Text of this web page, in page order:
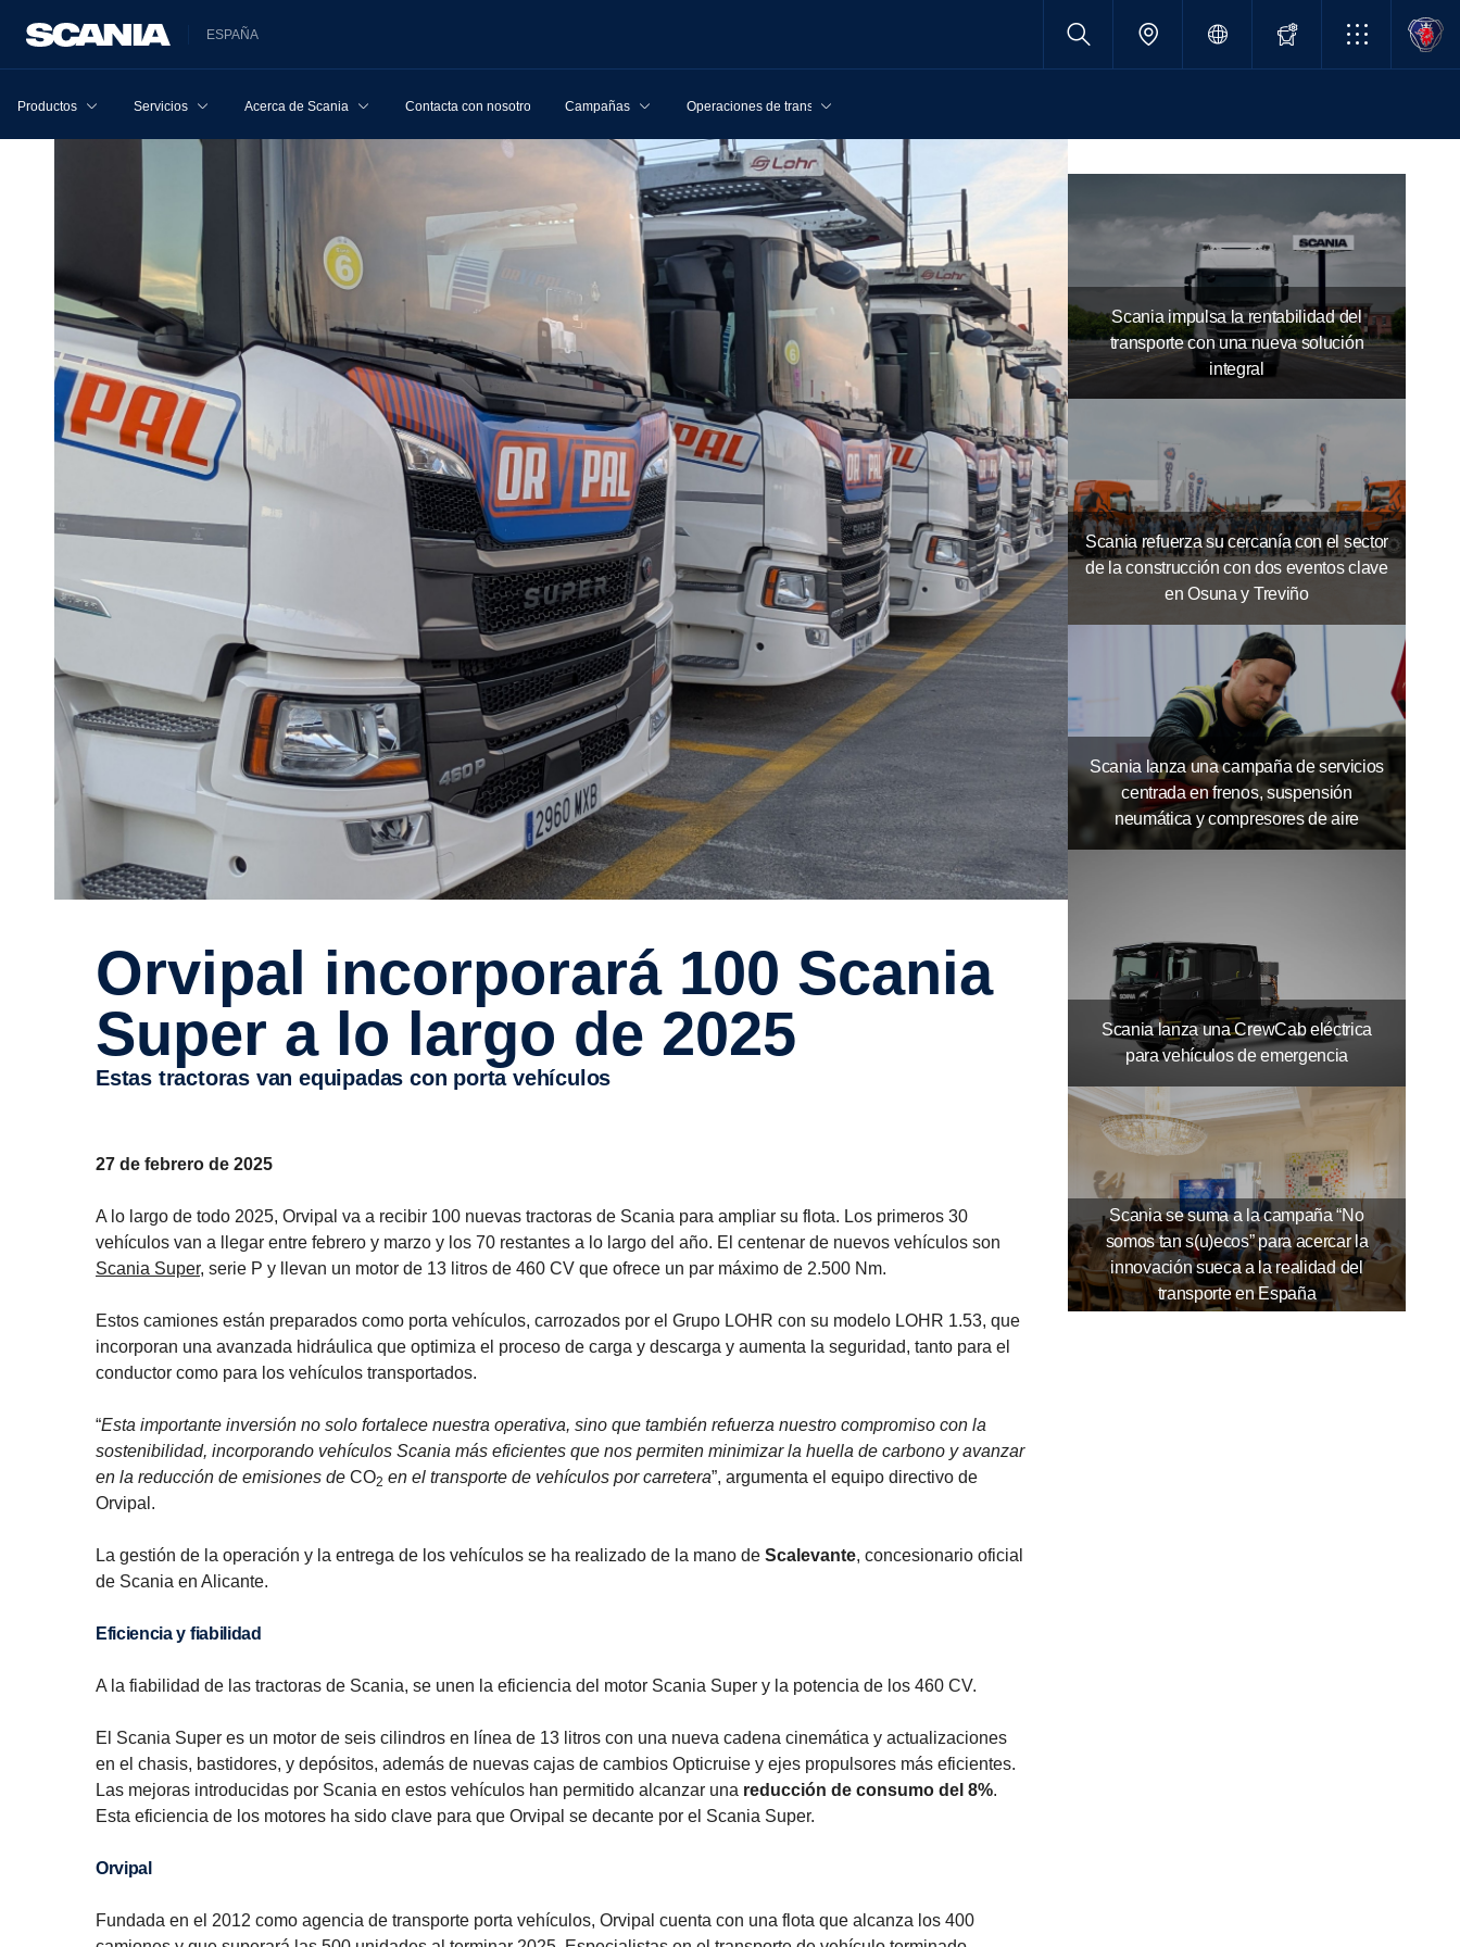
ESPAÑA
Productos Servicios Acerca de Scania Contacta con nosotros Campañas Operaciones de transporte
Orvipal incor­po­rará 100 Scania
Super a lo largo de 2025
Estas tractoras van equipadas con porta vehículos
27 de febrero de 2025
A lo largo de todo 2025, Orvipal va a recibir 100 nuevas tractoras de Scania para ampliar su flota. Los primeros 30
vehículos van a llegar entre febrero y marzo y los 70 restantes a lo largo del año. El centenar de nuevos vehículos son
Scania Super, serie P y llevan un motor de 13 litros de 460 CV que ofrece un par máximo de 2.500 Nm.
Estos camiones están preparados como porta vehículos, carrozados por el Grupo LOHR con su modelo LOHR 1.53, que
incorporan una avanzada hidráulica que optimiza el proceso de carga y descarga y aumenta la seguridad, tanto para el
conductor como para los vehículos transportados.
“Esta importante inversión no solo fortalece nuestra operativa, sino que también refuerza nuestro compromiso con la
sostenibilidad, incorporando vehículos Scania más eficientes que nos permiten minimizar la huella de carbono y avanzar
en la reducción de emisiones de CO2 en el transporte de vehículos por carretera”, argumenta el equipo directivo de
Orvipal.
La gestión de la operación y la entrega de los vehículos se ha realizado de la mano de Scalevante, concesionario oficial
de Scania en Alicante.
Eficiencia y fiabilidad
A la fiabilidad de las tractoras de Scania, se unen la eficiencia del motor Scania Super y la potencia de los 460 CV.
El Scania Super es un motor de seis cilindros en línea de 13 litros con una nueva cadena cinemática y actualizaciones
en el chasis, bastidores, y depósitos, además de nuevas cajas de cambios Opticruise y ejes propulsores más eficientes.
Las mejoras introducidas por Scania en estos vehículos han permitido alcanzar una reducción de consumo del 8%.
Esta eficiencia de los motores ha sido clave para que Orvipal se decante por el Scania Super.
Orvipal
Fundada en el 2012 como agencia de transporte porta vehículos, Orvipal cuenta con una flota que alcanza los 400
Scania impulsa la rentabilidad del
transporte con una nueva solución
integral
Scania refuerza su cercanía con el sector
de la construcción con dos eventos clave
en Osuna y Treviño
Scania lanza una campaña de servicios
centrada en frenos, suspensión
neumática y compresores de aire
Scania lanza una CrewCab eléctrica
para vehículos de emergencia
Scania se suma a la campaña “No
somos tan s(u)ecos” para acercar la
innovación sueca a la realidad del
transporte en España